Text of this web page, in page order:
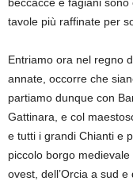
tavole più raffinate per
Entriamo ora nel regno
annate, occorre che
partiamo dunque con
Gattinara, e col
e tutti i grandi Chianti e
piccolo borgo
ovest, dell’Orcia a sud